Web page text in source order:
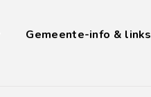
Gemeente-info & links